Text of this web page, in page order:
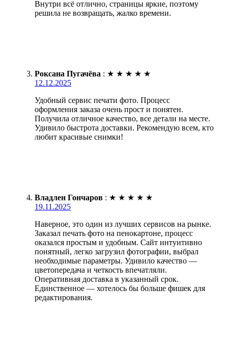
Внутри всё отлично, страницы яркие, поэтому
решила не возвращать, жалко времени.
Роксана Пугачёва : ★ ★ ★ ★ ★
12.12.2025
Удобный сервис печати фото. Процесс
оформления заказа очень прост и понятен.
Получила отличное качество, все детали на месте.
Удивило быстрота доставки. Рекомендую всем, кто
любит красивые снимки!
Владлен Гончаров : ★ ★ ★ ★ ★
19.11.2025
Наверное, это один из лучших сервисов на рынке.
Заказал печать фото на пенокартоне, процесс
оказался простым и удобным. Сайт интуитивно
понятный, легко загрузил фотографии, выбрал
необходимые параметры. Удивило качество —
цветопередача и четкость впечатляли.
Оперативная доставка в указанный срок.
Единственное — хотелось бы больше фишек для
редактирования.